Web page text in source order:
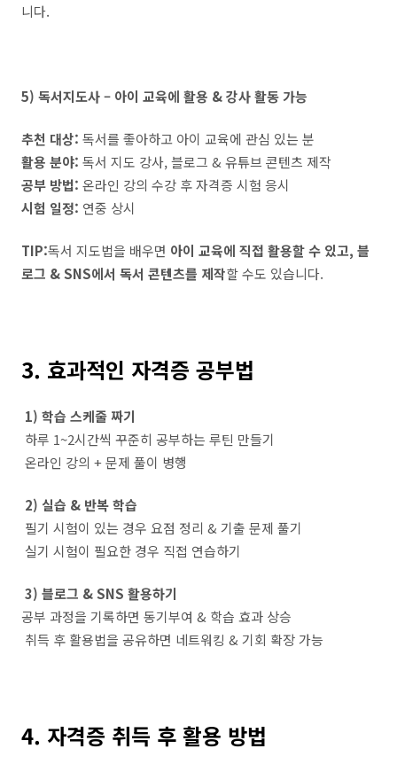
니다.
5) 독서지도사 – 아이 교육에 활용 & 강사 활동 가능
추천 대상: 독서를 좋아하고 아이 교육에 관심 있는 분
활용 분야: 독서 지도 강사, 블로그 & 유튜브 콘텐츠 제작
공부 방법: 온라인 강의 수강 후 자격증 시험 응시
시험 일정: 연중 상시
TIP:독서 지도법을 배우면 아이 교육에 직접 활용할 수 있고, 블
로그 & SNS에서 독서 콘텐츠를 제작할 수도 있습니다.
3. 효과적인 자격증 공부법
1) 학습 스케줄 짜기
하루 1~2시간씩 꾸준히 공부하는 루틴 만들기
온라인 강의 + 문제 풀이 병행
2) 실습 & 반복 학습
필기 시험이 있는 경우 요점 정리 & 기출 문제 풀기
실기 시험이 필요한 경우 직접 연습하기
3) 블로그 & SNS 활용하기
공부 과정을 기록하면 동기부여 & 학습 효과 상승
취득 후 활용법을 공유하면 네트워킹 & 기회 확장 가능
4. 자격증 취득 후 활용 방법